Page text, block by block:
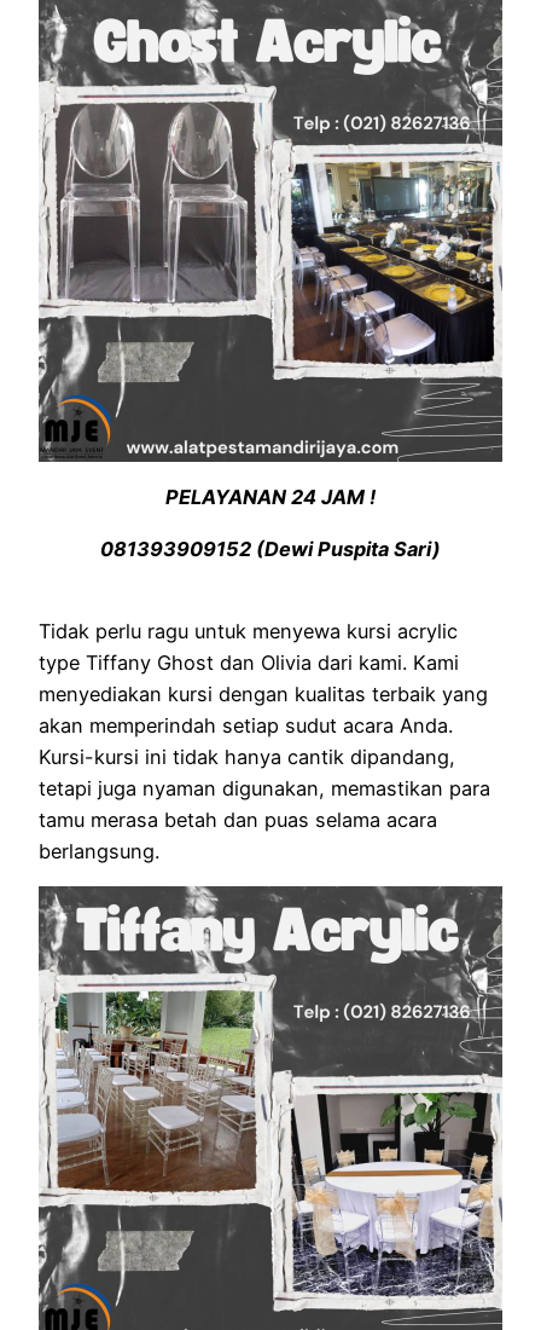
PELAYANAN 24 JAM !
081393909152 (Dewi Puspita Sari)
Tidak perlu ragu untuk menyewa kursi acrylic
type Tiffany Ghost dan Olivia dari kami. Kami
menyediakan kursi dengan kualitas terbaik yang
akan memperindah setiap sudut acara Anda.
Kursi-kursi ini tidak hanya cantik dipandang,
tetapi juga nyaman digunakan, memastikan para
tamu merasa betah dan puas selama acara
berlangsung.